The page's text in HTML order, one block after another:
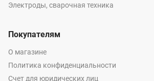
Электроды, сварочная техника
Покупателям
О магазине
Политика конфиденциальности
Счет для юридических лиц